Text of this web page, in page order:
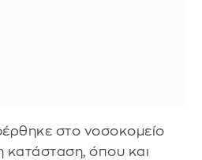
στο νοσοκομείο
κατάσταση, όπου και